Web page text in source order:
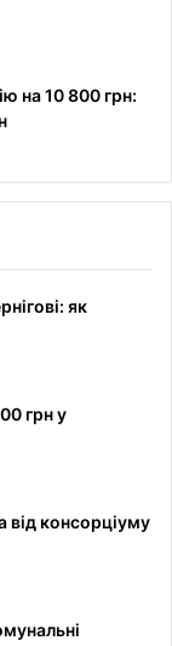
на 10 800 грн:
як
грн у
консорціуму